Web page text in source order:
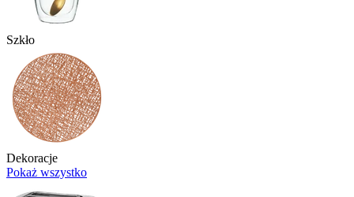
Szkło
Dekoracje
Pokaż wszystko